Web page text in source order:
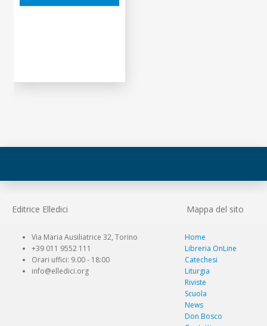
Editrice Elledici Mappa del sito
Via Maria Ausiliatrice 32, Torino
+39 011 9552 111
Orari uffici: 9.00 - 18:00
info@elledici.org
Home
Libreria OnLine
Catechesi
Liturgia
Riviste
Scuola
News
Don Bosco